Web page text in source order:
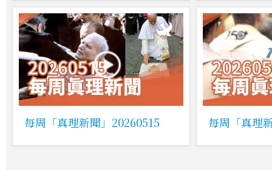
每周「真理新聞」20260515 每周「真理